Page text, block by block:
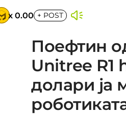
x 0.00 + POST
Поефтин
Unitree R1
долари ја